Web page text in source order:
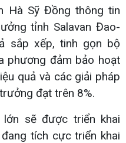
Hà Sỹ Đồng thông tin
tỉnh Salavan Đao-
sắp xếp, tinh gọn bộ
phương đảm bảo hoạt
quả và các giải pháp
đạt trên 8%.
sẽ được triển khai
tích cực triển khai